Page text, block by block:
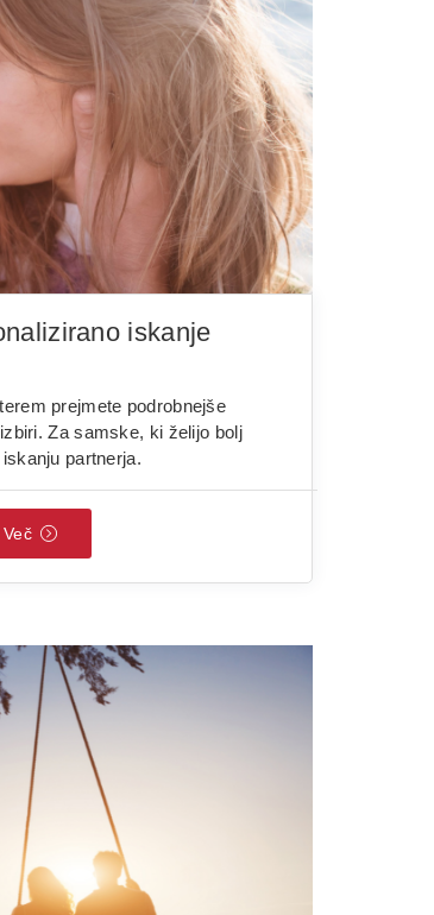
iskanje
prejmete podrobnejše
Za samske, ki želijo bolj
partnerja.